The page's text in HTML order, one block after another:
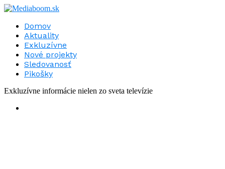
Domov
Aktuality
Exkluzívne
Nové projekty
Sledovanosť
Pikošky
Exkluzívne informácie nielen zo sveta televízie